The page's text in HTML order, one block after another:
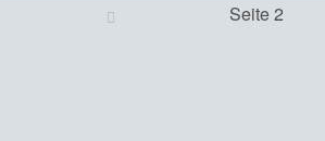
Seite 2